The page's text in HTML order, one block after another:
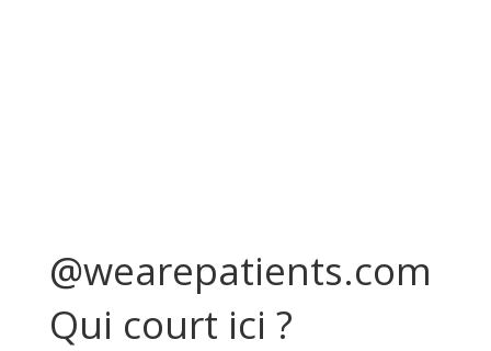
@wearepatients.com
Qui court ici ?